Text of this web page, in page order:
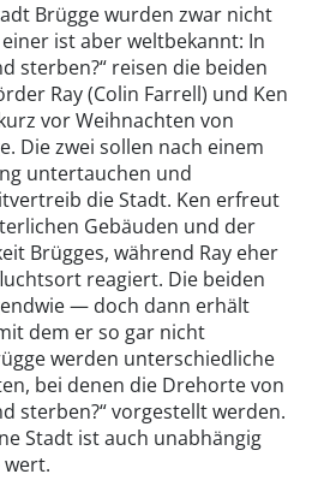
Brügge wurden zwar nicht
ist aber weltbekannt: In
sterben?“ reisen die beiden
Ray (Colin Farrell) und Ken
vor Weihnachten von
Die zwei sollen nach einem
untertauchen und
die Stadt. Ken erfreut
Gebäuden und der
Brügges, während Ray eher
reagiert. Die beiden
— doch dann erhält
dem er so gar nicht
werden unterschiedliche
bei denen die Drehorte von
sterben?“ vorgestellt werden.
Stadt ist auch unabhängig
wert.